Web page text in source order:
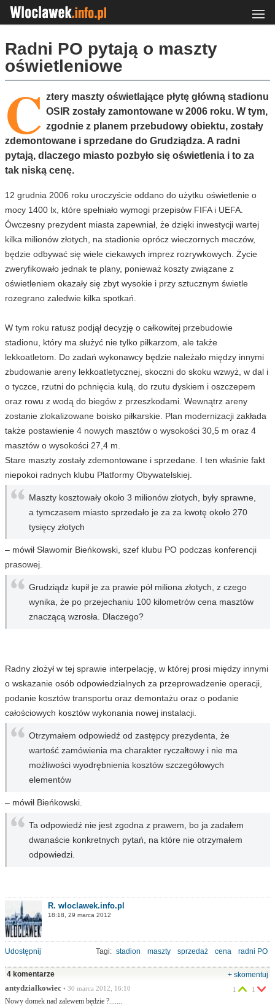
Radni PO pytają o maszty
oświetleniowe
C ztery maszty oświetlające płytę główną stadionu
OSIR zostały zamontowane w 2006 roku. W tym,
zgodnie z planem przebudowy obiektu, zostały
zdemontowane i sprzedane do Grudziądza. A radni
pytają, dlaczego miasto pozbyło się oświetlenia i to za
tak niską cenę.
12 grudnia 2006 roku uroczyście oddano do użytku oświetlenie o
mocy 1400 lx, które spełniało wymogi przepisów FIFA i UEFA.
Ówczesny prezydent miasta zapewniał, że dzięki inwestycji wartej
kilka milionów złotych, na stadionie oprócz wieczornych meczów,
będzie odbywać się wiele ciekawych imprez rozrywkowych. Życie
zweryfikowało jednak te plany, ponieważ koszty związane z
oświetleniem okazały się zbyt wysokie i przy sztucznym świetle
rozegrano zaledwie kilka spotkań.
W tym roku ratusz podjął decyzję o całkowitej przebudowie
stadionu, który ma służyć nie tylko piłkarzom, ale także
lekkoatletom. Do zadań wykonawcy będzie należało między innymi
zbudowanie areny lekkoatletycznej, skoczni do skoku wzwyż, w dal i
o tyczce, rzutni do pchnięcia kulą, do rzutu dyskiem i oszczepem
oraz rowu z wodą do biegów z przeszkodami. Wewnątrz areny
zostanie zlokalizowane boisko piłkarskie. Plan modernizacji zakłada
także postawienie 4 nowych masztów o wysokości 30,5 m oraz 4
masztów o wysokości 27,4 m.
Stare maszty zostały zdemontowane i sprzedane. I ten właśnie fakt
niepokoi radnych klubu Platformy Obywatelskiej.
Maszty kosztowały około 3 milionów złotych, były sprawne,
a tymczasem miasto sprzedało je za za kwotę około 270
tysięcy złotych
– mówił Sławomir Bieńkowski, szef klubu PO podczas konferencji
prasowej.
Grudziądz kupił je za prawie pół miliona złotych, z czego
wynika, że po przejechaniu 100 kilometrów cena masztów
znaczącą wzrosła. Dlaczego?
Radny złożył w tej sprawie interpelację, w której prosi między innymi
o wskazanie osób odpowiedzialnych za przeprowadzenie operacji,
podanie kosztów transportu oraz demontażu oraz o podanie
całościowych kosztów wykonania nowej instalacji.
Otrzymałem odpowiedź od zastępcy prezydenta, że
wartość zamówienia ma charakter ryczałtowy i nie ma
możliwości wyodrębnienia kosztów szczegółowych
elementów
– mówił Bieńkowski.
Ta odpowiedź nie jest zgodna z prawem, bo ja zadałem
dwanaście konkretnych pytań, na które nie otrzymałem
odpowiedzi.
R. wloclawek.info.pl
18:18, 29 marca 2012
Udostępnij Tagi: stadion maszty sprzedaż cena radni PO
4 komentarze
+ skomentuj
antydziałkowiec • 30 marca 2012, 16:10
Nowy domek nad zalewem będzie ?.......
1 1